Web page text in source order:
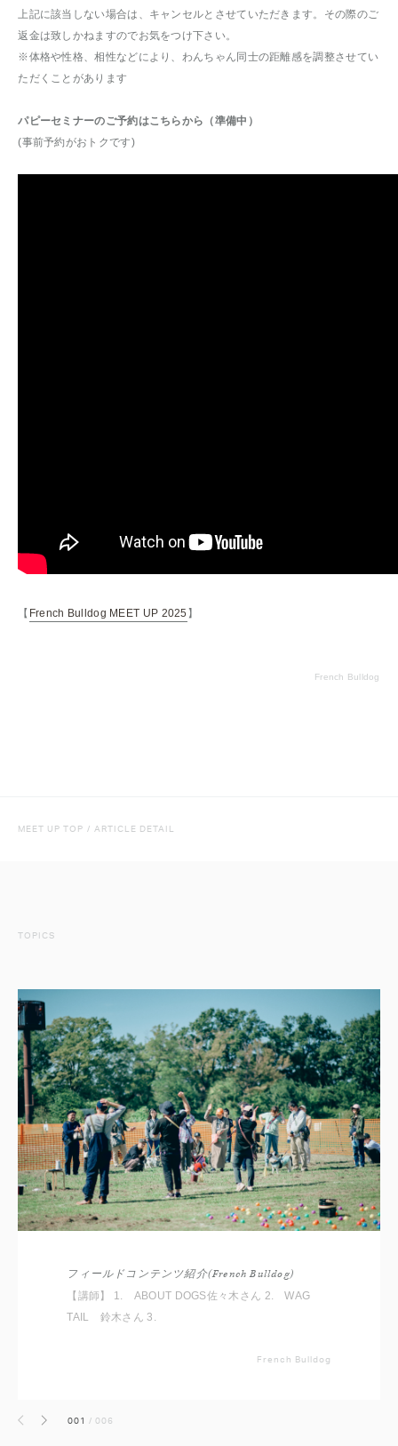
上記に該当しない場合は、キャンセルとさせていただきます。その際のご
返金は致しかねますのでお気をつけ下さい。
※体格や性格、相性などにより、わんちゃん同士の距離感を調整させてい
ただくことがあります
パピーセミナーのご予約はこちらから（準備中）
(事前予約がおトクです)
【 French Bulldog MEET UP 2025 】
French Bulldog
MEET UP TOP / ARTICLE DETAIL
TOPICS
フィールドコンテンツ紹介(French Bulldog)
【講師】 1. ABOUT DOGS佐々木さん 2. WAG
TAIL 鈴木さん 3.
French Bulldog
前へ 次へ 001 /006